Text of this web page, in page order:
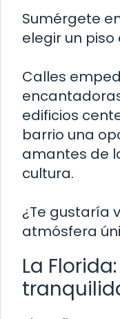
Sumérgete
elegir un piso
Calles
edificios
barrio una
amantes de
cultura.
¿Te gustaría
atmósfera
La